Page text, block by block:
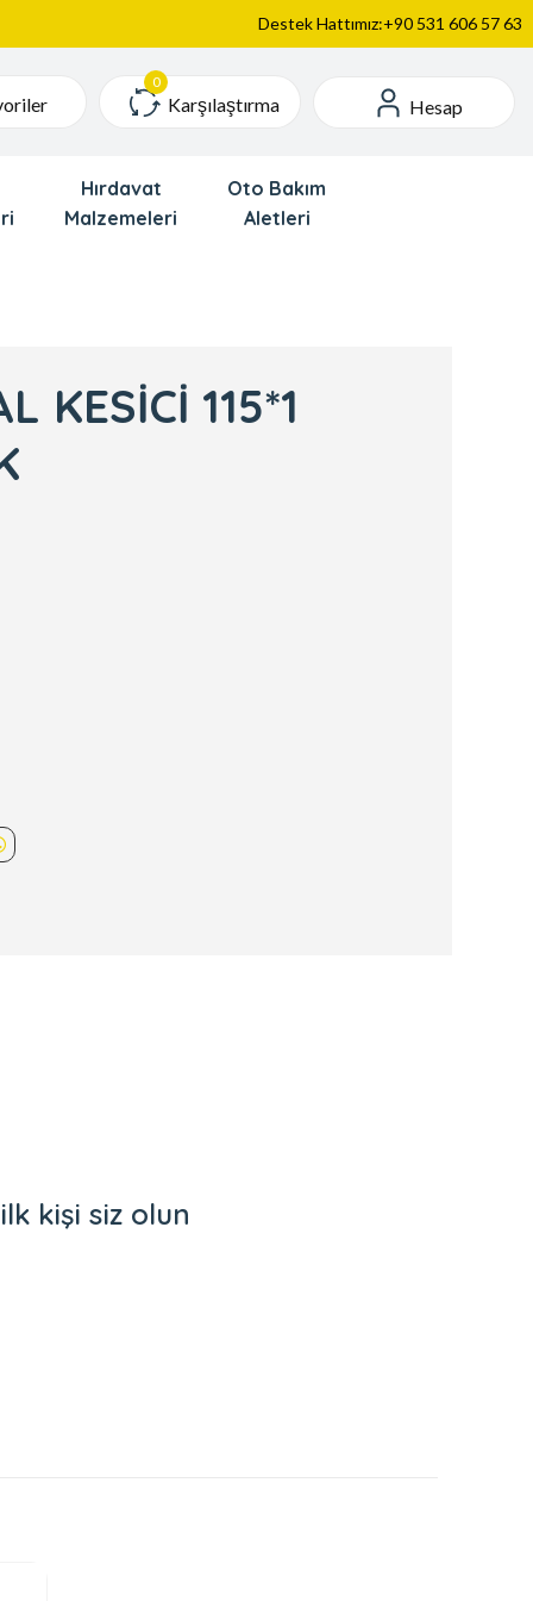
Destek Hattımız:+90 531 606 57 63
Karşılaştırma Hesap
Hırdavat
Malzemeleri
Oto Bakım
Aletleri
KESİCİ 115*1
kişi siz olun